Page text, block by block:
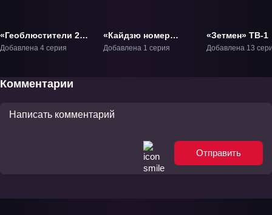
«Геоблюстители 2»
ОВА-2
Добавлена 4 серия
«Кайдзю номер
восемь. Фильм»
Добавлена 1 серия
«Зетмен» ТВ-1
Добавлена 13
Комментарии
Отправить